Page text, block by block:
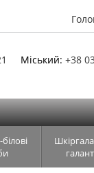
Міський: +38